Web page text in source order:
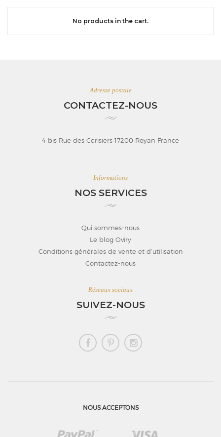
No products in the cart.
Adresse postale
CONTACTEZ-NOUS
4 bis Rue des Cerisiers 17200 Royan France
Informations
NOS SERVICES
Qui sommes-nous
Le blog Oviry
Conditions générales de vente et d’utilisation
Contactez-nous
Réseaux sociaux
SUIVEZ-NOUS
NOUS ACCEPTONS